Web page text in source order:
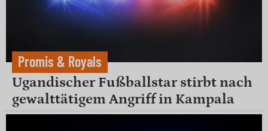
Promis & Royals
Ugandischer Fußballstar stirbt nach
gewalttätigem Angriff in Kampala